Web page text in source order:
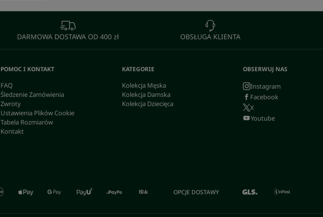
DARMOWA DOSTAWA OD 400 zł OBSŁUGA KLIENTA
POMOC I KONTAKT
FAQ
Śledzenie Zamówienia
Zwroty
Ustawienia Plików Cookie
Tabela Rozmiarów
Kontakt
KATEGORIE
Kolekcja Męska
Kolekcja Damska
Kolekcja Dziecięca
OBSERWUJ NAS
Instagram
Facebook
X
Youtube
OPCJE DOSTAWY